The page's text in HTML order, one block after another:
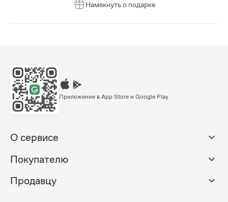
Намекнуть о подарке
Приложение в App Store и Google Play
О сервисе
Покупателю
Продавцу